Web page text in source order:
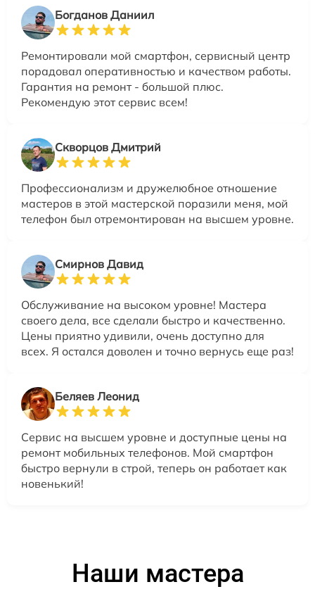
Богданов Даниил
Ремонтировали мой смартфон, сервисный центр
порадовал оперативностью и качеством работы.
Гарантия на ремонт - большой плюс.
Рекомендую этот сервис всем!
Скворцов Дмитрий
Профессионализм и дружелюбное отношение
мастеров в этой мастерской поразили меня, мой
телефон был отремонтирован на высшем уровне.
Смирнов Давид
Обслуживание на высоком уровне! Мастера
своего дела, все сделали быстро и качественно.
Цены приятно удивили, очень доступно для
всех. Я остался доволен и точно вернусь еще раз!
Беляев Леонид
Сервис на высшем уровне и доступные цены на
ремонт мобильных телефонов. Мой смартфон
быстро вернули в строй, теперь он работает как
новенький!
Наши мастера